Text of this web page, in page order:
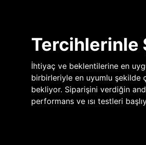
Tercihlerinle
İhtiyaç ve beklentilerine en
birbirleriyle en uyumlu şekilde
bekliyor. Siparişini verdiğin
performans ve ısı testleri